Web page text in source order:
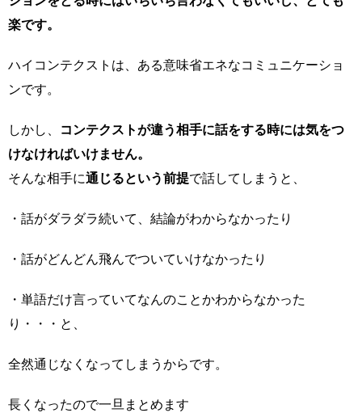
楽です。
ハイコンテクストは、ある意味省エネなコミュニケーショ
ンです。
しかし、
コンテクストが違う相手に話をする時には気をつ
けなければいけません。
そんな相手に通じるという前提で話してしまうと、
・話がダラダラ続いて、結論がわからなかったり
・話がどんどん飛んでついていけなかったり
・単語だけ言っていてなんのことかわからなかった
り・・・と、
全然通じなくなってしまうからです。
長くなったので一旦まとめます